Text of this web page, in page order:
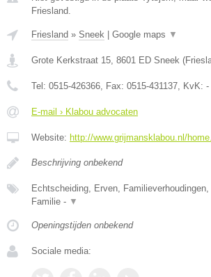
Friesland.
Friesland » Sneek Google maps ▼
Grote Kerkstraat 15 8601 ED Sneek (
Tel: 0515-426366 , Fax: 0515-431137 , KvK: -
E-mail › Klabou advocaten
Website: http://www.grijmansklabou.nl/
Beschrijving onbekend
Echtscheiding, Erven, Familieverhoudingen,
Familie - ▼
Openingstijden onbekend
Sociale media: